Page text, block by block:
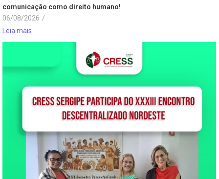
comunicação como direito humano!
06/08/2026 /
Leia mais